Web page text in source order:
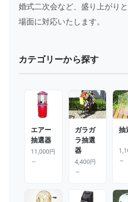
婚式二次会など、盛り上がり
場面に対応いたします。
カテゴリーから探す
エアー
抽選器
11,000円
～
ガラガ
ラ抽選
器
4,400円
～
抽
～